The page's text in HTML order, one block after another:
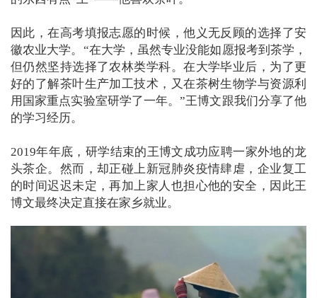
因此，在高考填报志愿的时候，他义无反顾的选择了安
徽农业大学。“在大学，虽然专业没能如愿报考到茶学，
但仍然坚持选择了农林类学科。在大学毕业后，为了更
好的了解茶叶生产加工技术，又在茶树生物学与资源利
用国家重点实验室研学了一年。”王博文跟我们分享了他
的学习经历。
2019年年底，研学结束的王博文成功应聘一家外地的龙
头茶企。然而，却正碰上新冠肺炎疫情肆虐，企业复工
的时间迟迟未定，再加上家人也担心他的安全，因此王
博文最终决定直接在家乡就业。